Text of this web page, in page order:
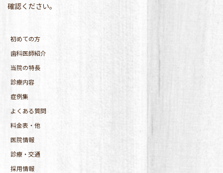
確認ください。
初めての方
歯科医師紹介
当院の特長
診療内容
症例集
よくある質問
料金表・他
医院情報
診療・交通
採用情報